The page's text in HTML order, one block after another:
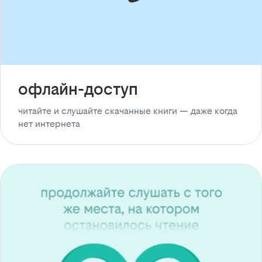
офлайн-доступ
читайте и слушайте скачанные книги — даже когда
нет интернета